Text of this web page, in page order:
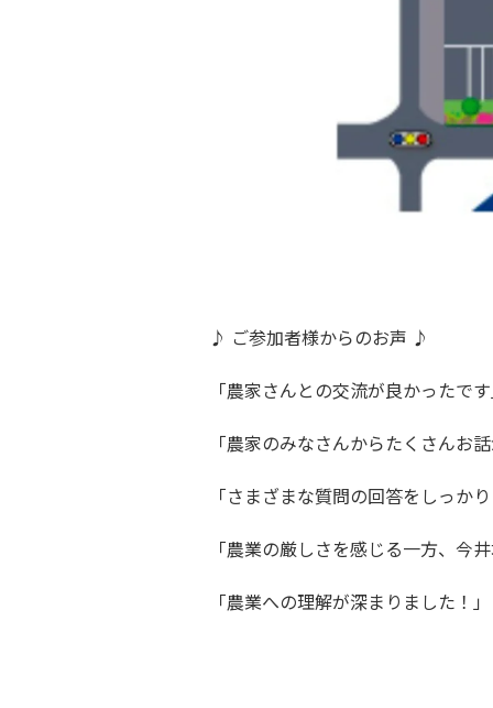
♪ ご参加者様からのお声 ♪
「農家さんとの交流が良かったで
「農家のみなさんからたくさんお
「さまざまな質問の回答をしっか
「農業の厳しさを感じる一方、今
「農業への理解が深まりました！」